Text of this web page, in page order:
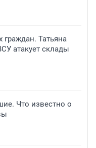
Татьяна
атакует склады
Что известно о